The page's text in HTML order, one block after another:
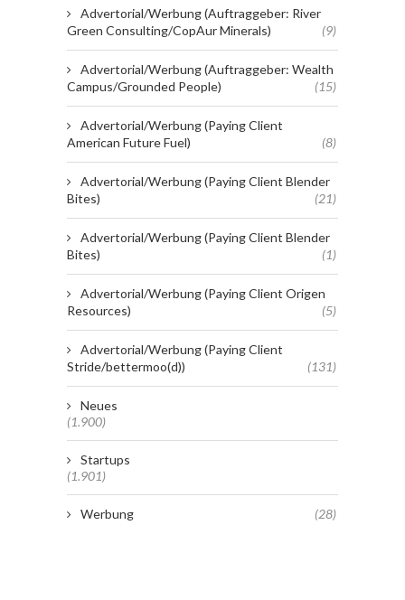
Advertorial/Werbung (Auftraggeber: River
Green Consulting/CopAur Minerals)
(9)
Advertorial/Werbung (Auftraggeber: Wealth
Campus/Grounded People)
(15)
Advertorial/Werbung (Paying Client
American Future Fuel)
(8)
Advertorial/Werbung (Paying Client Blender
Bites)
(21)
Advertorial/Werbung (Paying Client Blender
Bites)
(1)
Advertorial/Werbung (Paying Client Origen
Resources)
(5)
Advertorial/Werbung (Paying Client
Stride/bettermoo(d))
(131)
Neues
(1.900)
Startups
(1.901)
Werbung (28)